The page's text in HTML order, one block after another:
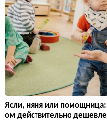
Ясли, няня или помощница:
ом действительно дешевле